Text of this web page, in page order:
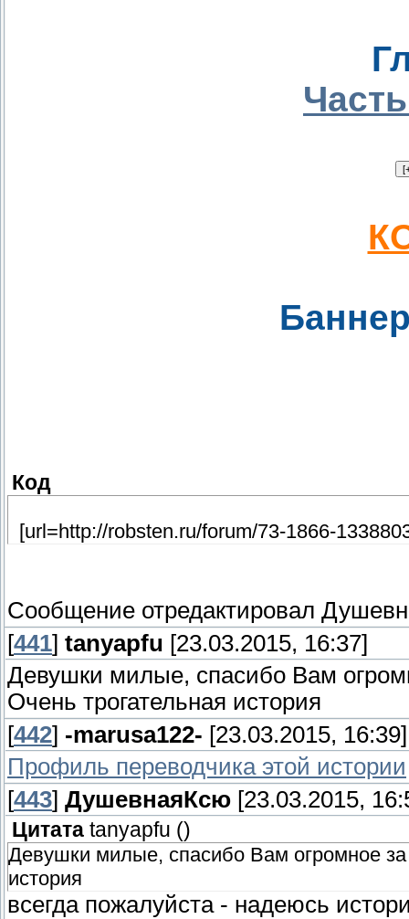
Код
[url=http://robsten.ru/forum/73-1866-
Сообщение отредактировал
[441] tanyapfu [23.03.2015, 16:37]
Девушки милые, спасибо Вам
Очень трогательная история
[442] -marusa122- [23.03.2015, 16:39]
Профиль переводчика этой истории
[443] ДушевнаяКсю [23.03.2015,
Цитата tanyapfu ()
Девушки милые, спасибо Вам огромное за
история
всегда пожалуйста - надеюсь